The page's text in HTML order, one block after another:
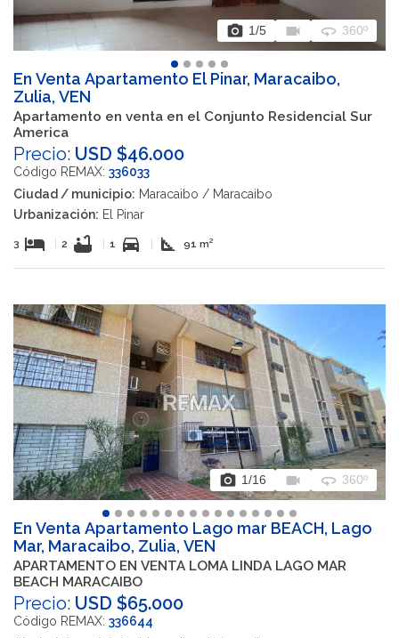
photo_camera 1/5 videocam 360 360º
En Venta Apartamento El Pinar, Maracaibo,
Zulia, VEN
Apartamento en venta en el Conjunto Residencial Sur
America
Precio: USD $46.000
Código REMAX: 336033
Ciudad / municipio: Maracaibo / Maracaibo
Urbanización: El Pinar
3 hotel 2 bathtub 1 directions_car square_foot 91 m²
photo_camera 1/16 videocam 360 360º
En Venta Apartamento Lago mar BEACH, Lago
Mar, Maracaibo, Zulia, VEN
APARTAMENTO EN VENTA LOMA LINDA LAGO MAR
BEACH MARACAIBO
Precio: USD $65.000
Código REMAX: 336644